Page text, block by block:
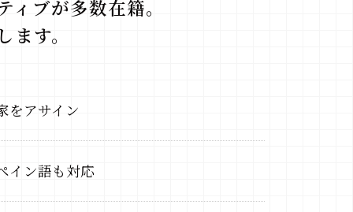
ブが多数在籍。
す。
をアサイン
イン語も対応